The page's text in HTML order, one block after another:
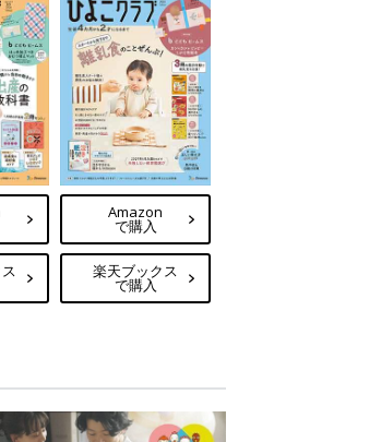
Amazon
で購入
楽天ブックス
で購入